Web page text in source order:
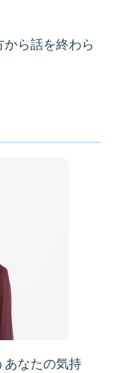
ら話を終わら
あなたの気持